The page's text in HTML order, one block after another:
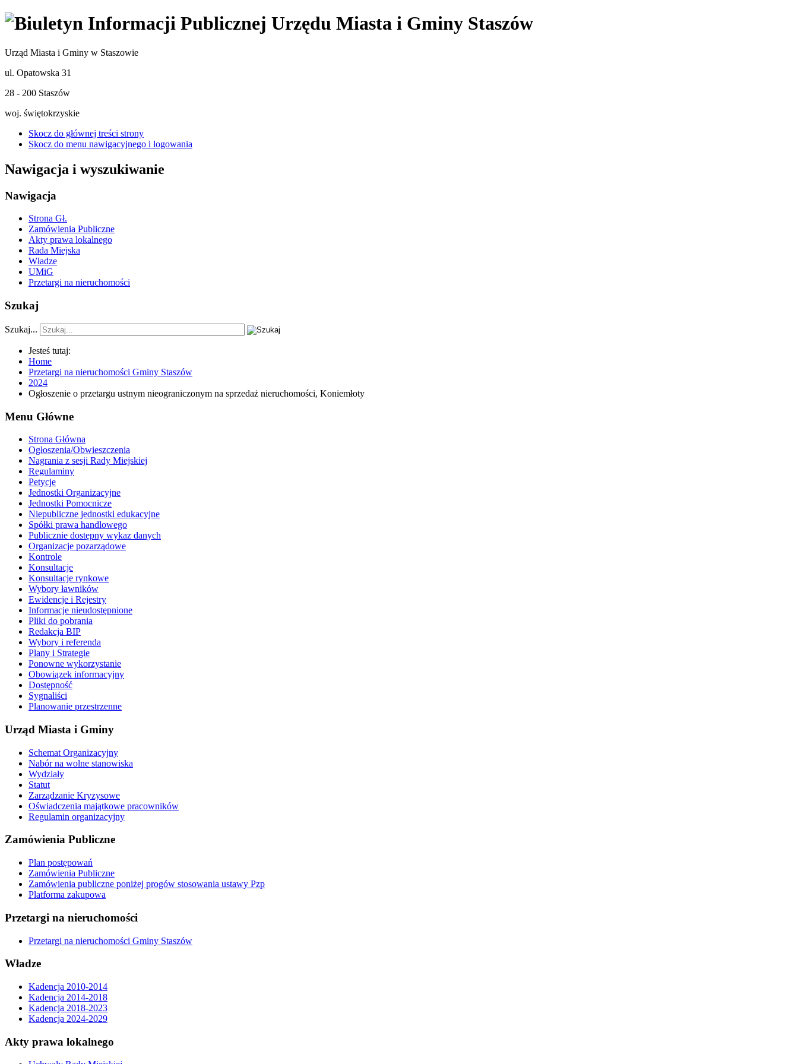
Urząd Miasta i Gminy w Staszowie
ul. Opatowska 31
28 - 200 Staszów
woj. świętokrzyskie
Skocz do głównej treści strony
Skocz do menu nawigacyjnego i logowania
Nawigacja i wyszukiwanie
Nawigacja
Strona Gł.
Zamówienia Publiczne
Akty prawa lokalnego
Rada Miejska
Władze
UMiG
Przetargi na nieruchomości
Szukaj
Szukaj...
Jesteś tutaj:
Home
Przetargi na nieruchomości Gminy Staszów
2024
Ogłoszenie o przetargu ustnym nieograniczonym na sprzedaż nieruchomości, Koniemłoty
Menu Główne
Strona Główna
Ogłoszenia/Obwieszczenia
Nagrania z sesji Rady Miejskiej
Regulaminy
Petycje
Jednostki Organizacyjne
Jednostki Pomocnicze
Niepubliczne jednostki edukacyjne
Spółki prawa handlowego
Publicznie dostępny wykaz danych
Organizacje pozarządowe
Kontrole
Konsultacje
Konsultacje rynkowe
Wybory ławników
Ewidencje i Rejestry
Informacje nieudostępnione
Pliki do pobrania
Redakcja BIP
Wybory i referenda
Plany i Strategie
Ponowne wykorzystanie
Obowiązek informacyjny
Dostępność
Sygnaliści
Planowanie przestrzenne
Urząd Miasta i Gminy
Schemat Organizacyjny
Nabór na wolne stanowiska
Wydziały
Statut
Zarządzanie Kryzysowe
Oświadczenia majątkowe pracowników
Regulamin organizacyjny
Zamówienia Publiczne
Plan postępowań
Zamówienia Publiczne
Zamówienia publiczne poniżej progów stosowania ustawy Pzp
Platforma zakupowa
Przetargi na nieruchomości
Przetargi na nieruchomości Gminy Staszów
Władze
Kadencja 2010-2014
Kadencja 2014-2018
Kadencja 2018-2023
Kadencja 2024-2029
Akty prawa lokalnego